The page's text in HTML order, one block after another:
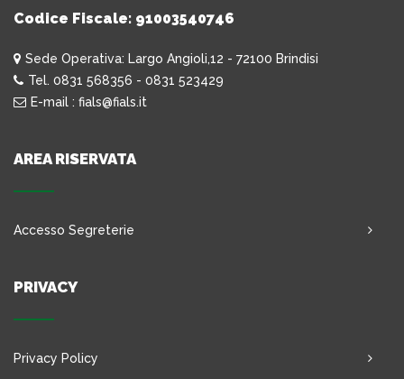
Codice Fiscale: 91003540746
Sede Operativa: Largo Angioli,12 - 72100 Brindisi
Tel. 0831 568356 - 0831 523429
E-mail : fials@fials.it
AREA RISERVATA
Accesso Segreterie
PRIVACY
Privacy Policy